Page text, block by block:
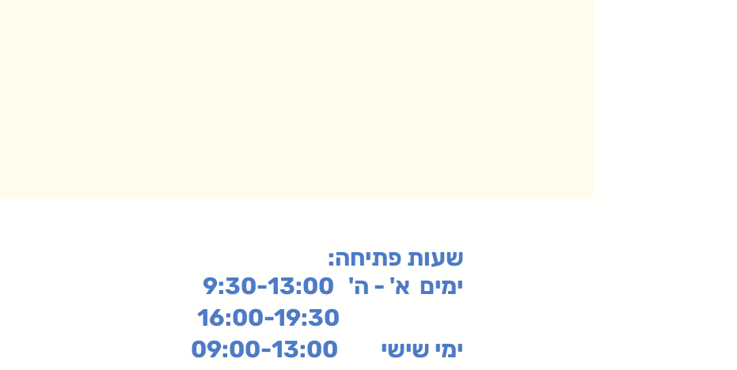
:שעות פתיחה
ימים א' - ה' 9:30-13:00
ימי שישי 09:00-13:00